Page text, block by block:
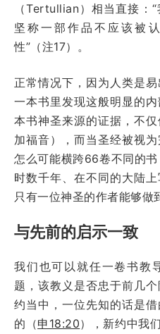
（Tertullian）相当直接：
坚称一部作品不应该被
性”（注17）。
正常情况下，因为人类是
一本书里发现这般明显的
本书神圣来源的证据，不
加福音），而当圣经被视
怎么可能横跨66卷不同的
时数千年、在不同的大陆
只有一位神圣的作者能够做
与先前的启示一致
我们也可以就任一卷书教
题，该教义是否忠于前几
约当中，一位先知的话是
的（申18:20），新约中我